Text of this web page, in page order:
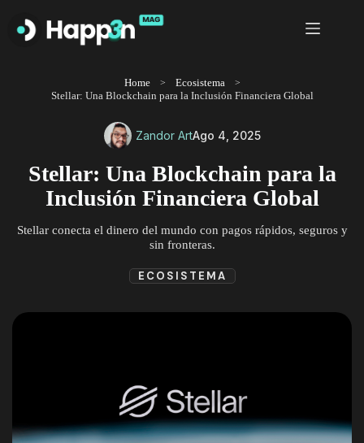
contenido
Home
Ecosistema
Stellar: Una Blockchain para la Inclusión Financiera Global
Zandor ArtAgo 4, 2025
Stellar: Una Blockchain para la
Inclusión Financiera Global
Stellar conecta el dinero del mundo con pagos rápidos, seguros y
sin fronteras.
ECOSISTEMA